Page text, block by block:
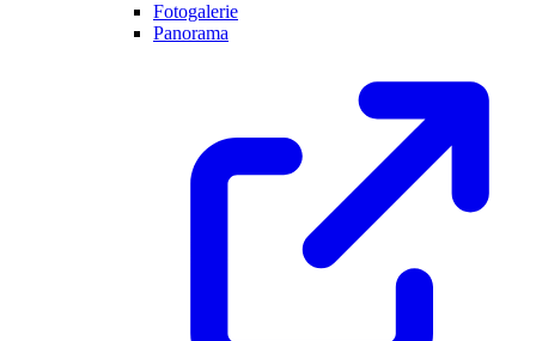
Fotogalerie
Panorama